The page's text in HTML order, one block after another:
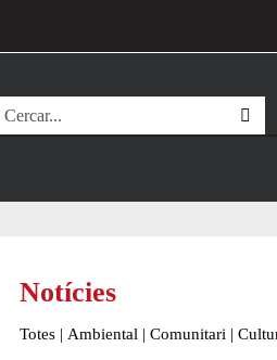
Cerca
Notícies
Totes | Ambiental | Comunitari |